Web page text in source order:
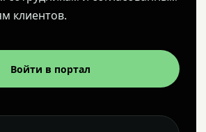
клиентов.
Войти в портал